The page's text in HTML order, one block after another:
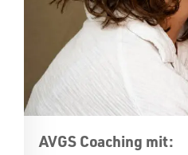
AVGS Coaching mit: